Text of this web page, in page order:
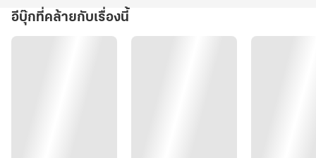
อีบุ๊กที่คล้ายกับเรื่องนี้